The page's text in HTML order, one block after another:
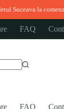
comenzi peste
FAQ
FAQ